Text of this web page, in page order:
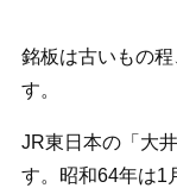
銘板は古いもの
す。
JR東日本の「大
す。昭和64年は1